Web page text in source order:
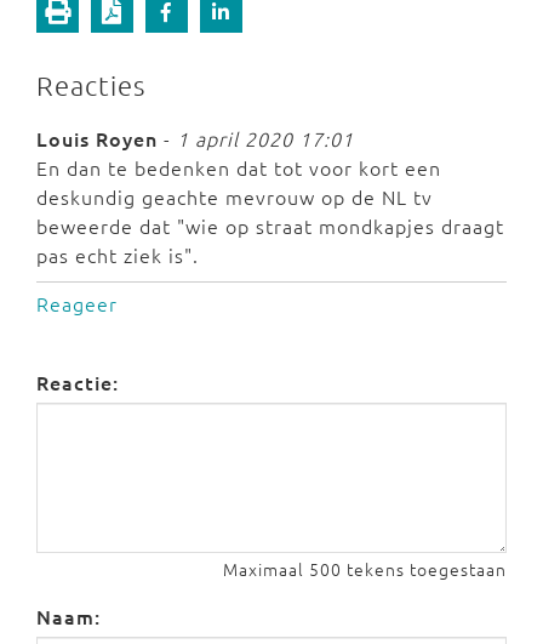
Reacties
Louis Royen - 1 april 2020 17:01
En dan te bedenken dat tot voor kort een
deskundig geachte mevrouw op de NL tv
beweerde dat "wie op straat mondkapjes draagt
pas echt ziek is".
Reageer
Reactie:
Maximaal 500 tekens toegestaan
Naam: